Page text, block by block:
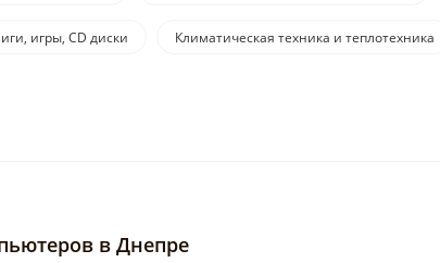
игры, CD диски Климатическая техника и теплотехника
в Днепре